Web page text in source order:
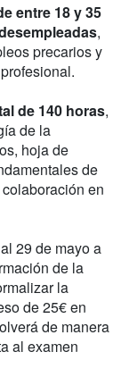
entre 18 y 35
,
precarios y
de 140 horas,
de la
hoja de
de
en
29 de mayo a
de la
la
de 25€ en
de manera
al examen